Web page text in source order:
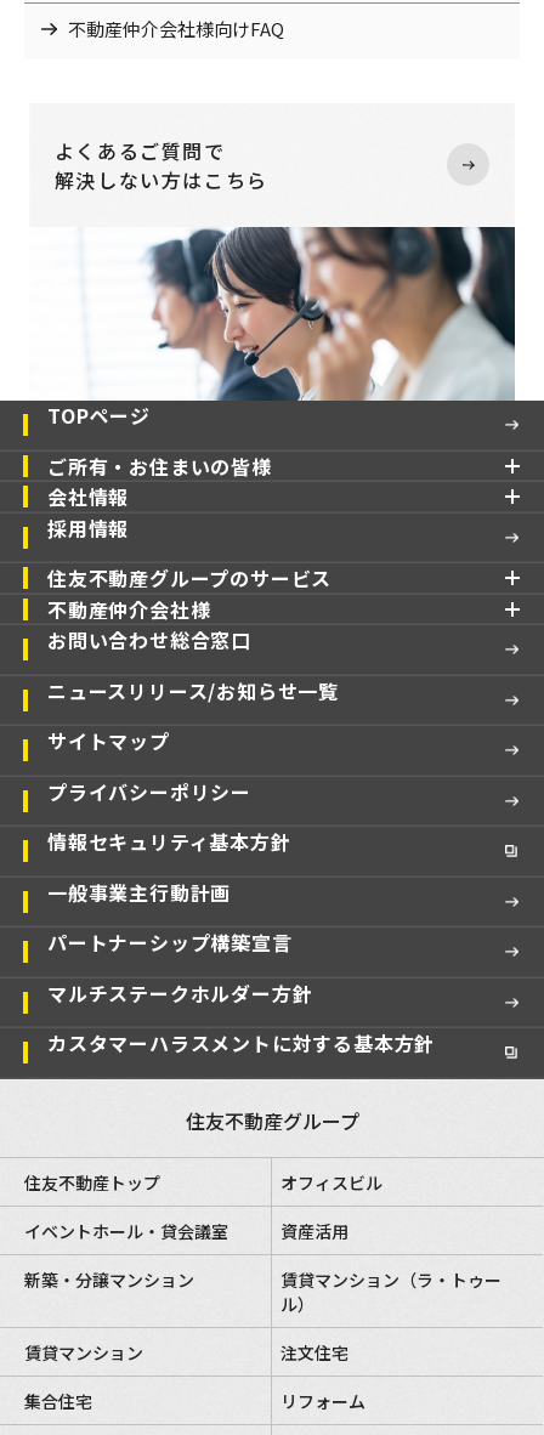
不動産仲介会社様向けFAQ
よくあるご質問で
解決しない方はこちら
TOPページ
ご所有・お住まいの皆様
会社情報
採用情報
住友不動産グループのサービス
不動産仲介会社様
お問い合わせ総合窓口
ニュースリリース/お知らせ一覧
サイトマップ
プライバシーポリシー
情報セキュリティ基本方針
一般事業主行動計画
パートナーシップ構築宣言
マルチステークホルダー方針
カスタマーハラスメントに対する基本方針
住友不動産グループ
住友不動産トップ
オフィスビル
イベントホール・貸会議室
資産活用
新築・分譲マンション
賃貸マンション（ラ・トゥー
ル）
賃貸マンション
注文住宅
集合住宅
リフォーム